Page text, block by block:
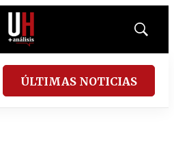
Mostrar
ÚLTIMAS NOTICIAS